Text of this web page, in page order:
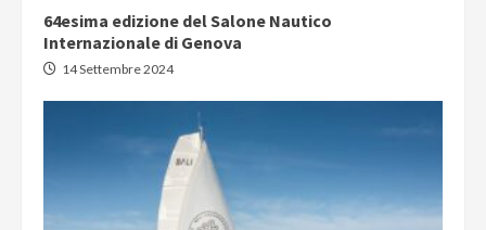
64esima edizione del Salone Nautico
Internazionale di Genova
14 Settembre 2024